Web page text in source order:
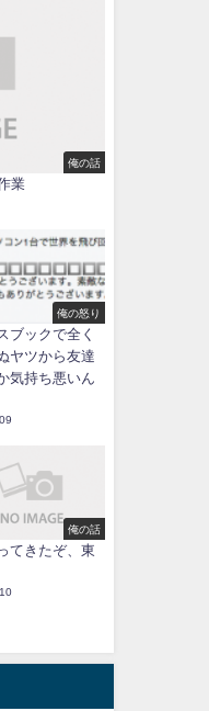
俺の話
業
俺の怒り
ブックで全く
ヤツから友達
気持ち悪いん
俺の話
てきたぞ、東